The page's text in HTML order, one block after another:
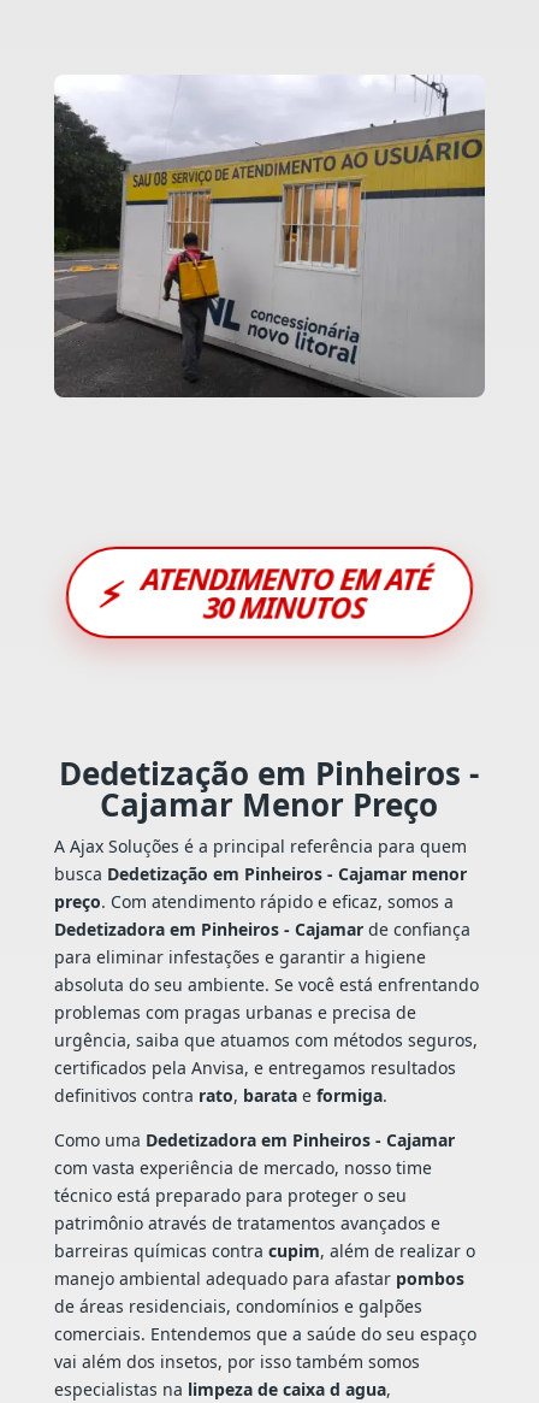
⚡ ATENDIMENTO EM ATÉ
30 MINUTOS
Dedetização em Pinheiros -
Cajamar Menor Preço
A Ajax Soluções é a principal referência para quem
busca Dedetização em Pinheiros - Cajamar menor
preço. Com atendimento rápido e eficaz, somos a
Dedetizadora em Pinheiros - Cajamarde confiança
para eliminar infestações e garantir a higiene
absoluta do seu ambiente. Se você está enfrentando
problemas com pragas urbanas e precisa de
urgência, saiba que atuamos com métodos seguros,
certificados pela Anvisa, e entregamos resultados
definitivos contra rato, baratae formiga.
Como uma Dedetizadora em Pinheiros - Cajamar
com vasta experiência de mercado, nosso time
técnico está preparado para proteger o seu
patrimônio através de tratamentos avançados e
barreiras químicas contra cupim, além de realizar o
manejo ambiental adequado para afastar pombos
de áreas residenciais, condomínios e galpões
comerciais. Entendemos que a saúde do seu espaço
vai além dos insetos, por isso também somos
especialistas na limpeza de caixa d agua,